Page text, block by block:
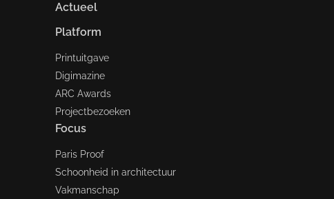
Actueel
Platform
Printuitgave
Digimazine
ARC Awards
Projectbezoeken
Focus
Paris Proof
Schoonheid in architectuur
Vakmanschap